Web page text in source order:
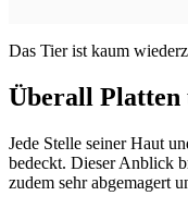
Das Tier ist kaum
Überall Platten
Jede Stelle seiner Haut
bedeckt. Dieser Anblick
zudem sehr abgemagert